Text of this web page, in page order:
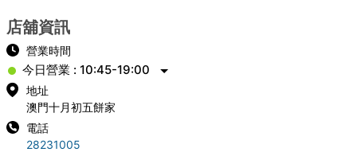
店舖資訊
營業時間
今日營業 : 10:45-19:00
地址
澳門十月初五餅家
電話
28231005